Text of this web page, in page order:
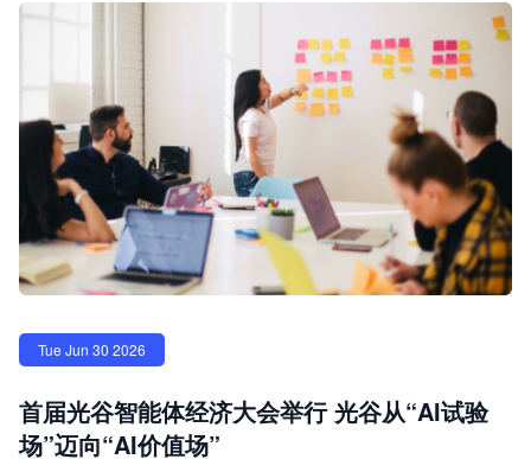
Tue Jun 30 2026
首届光谷智能体经济大会举行 光谷从“AI试验
场”迈向“AI价值场”